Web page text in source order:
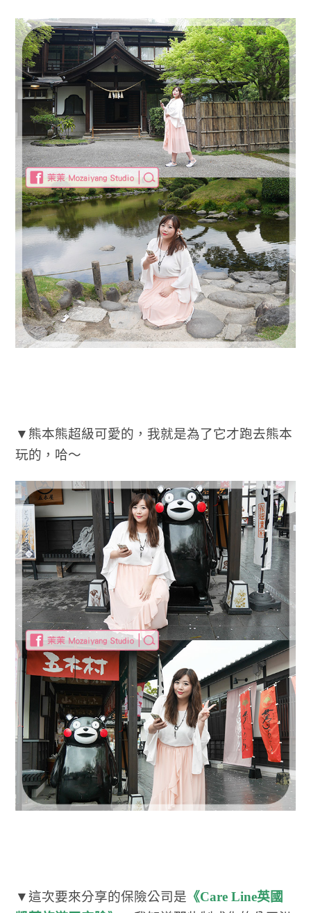
▼熊本熊超級可愛的，我就是為了它才跑去熊本
玩的，哈～
▼這次要來分享的保險公司是 《Care Line英國